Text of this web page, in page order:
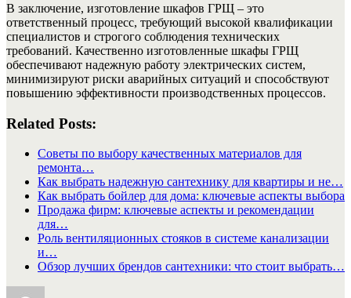
В заключение, изготовление шкафов ГРЩ – это
ответственный процесс, требующий высокой квалификации
специалистов и строгого соблюдения технических
требований. Качественно изготовленные шкафы ГРЩ
обеспечивают надежную работу электрических систем,
минимизируют риски аварийных ситуаций и способствуют
повышению эффективности производственных процессов.
Related Posts:
Советы по выбору качественных материалов для
ремонта…
Как выбрать надежную сантехнику для квартиры и не…
Как выбрать бойлер для дома: ключевые аспекты выбора
Продажа фирм: ключевые аспекты и рекомендации
для…
Роль вентиляционных стояков в системе канализации
и…
Обзор лучших брендов сантехники: что стоит выбрать…